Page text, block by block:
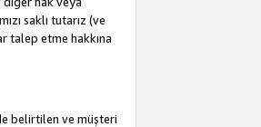
saklı tutarız (ve
talep etme hakkına
belirtilen ve müşteri